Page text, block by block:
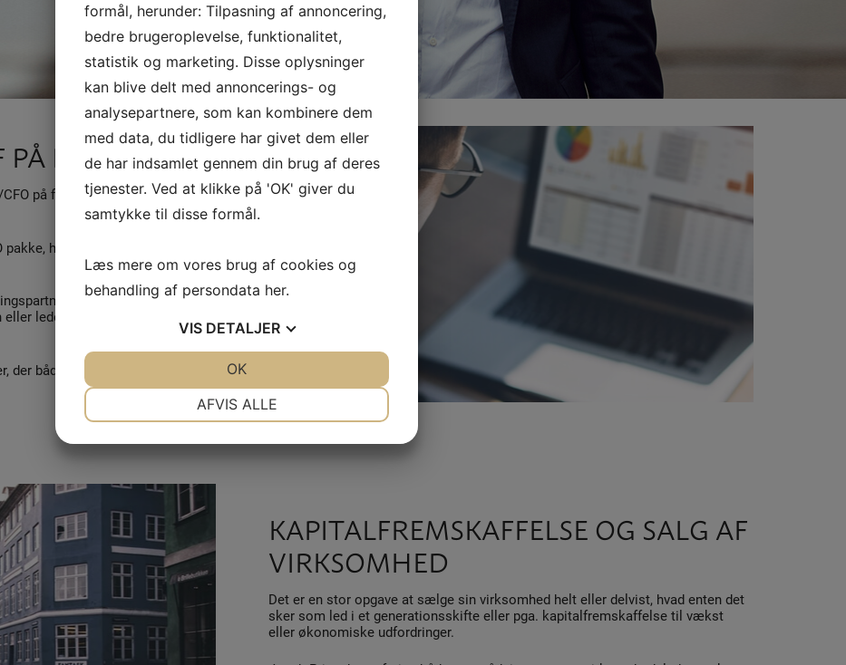
DELTID
på fuldtid være en stor
hvor vi sammen
lave den månedlige
lede en
der både skaber værdi på kort
KAPITALFREMSKAFFELSE OG SALG AF
VIRKSOMHED
Det er en stor opgave at sælge sin virksomhed helt eller delvist, hvad enten det
sker som led i et generationsskifte eller pga. kapitalfremskaffelse til vækst
eller økonomiske udfordringer.
formål, herunder: Tilpasning af annoncering,
bedre brugeroplevelse, funktionalitet,
statistik og marketing. Disse oplysninger
kan blive delt med annoncerings- og
analysepartnere, som kan kombinere dem
med data, du tidligere har givet dem eller
de har indsamlet gennem din brug af deres
tjenester. Ved at klikke på 'OK' giver du
samtykke til disse formål.
Læs mere om vores brug af cookies og
behandling af persondata her.
VIS DETALJER
AFVIS ALLE
OK